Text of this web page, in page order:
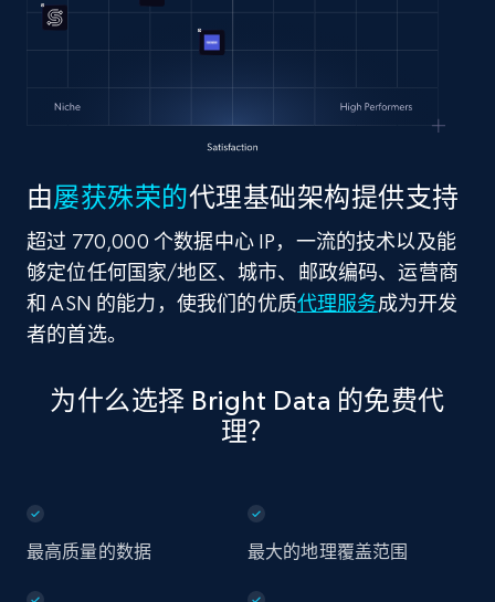
由屡获殊荣的代理基础架构提供支持
超过 770,000 个数据中心 IP，一流的技术以及能
够定位任何国家/地区、城市、邮政编码、运营商
和 ASN 的能力，使我们的优质代理服务成为开发
者的首选。
为什么选择 Bright Data 的免费代
理？
最高质量的数据 最大的地理覆盖范围